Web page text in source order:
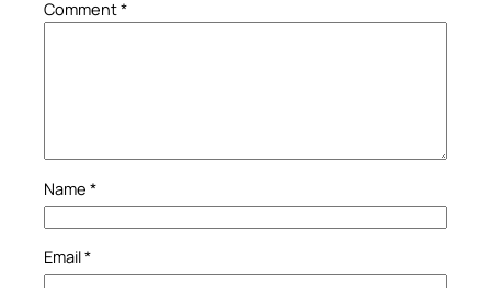
Comment*
Name *
Email*